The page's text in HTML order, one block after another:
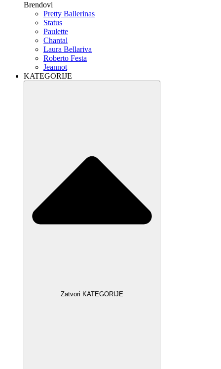
Brendovi
Pretty Ballerinas
Status
Paulette
Chantal
Laura Bellariva
Roberto Festa
Jeannot
KATEGORIJE
Zatvori KATEGORIJE